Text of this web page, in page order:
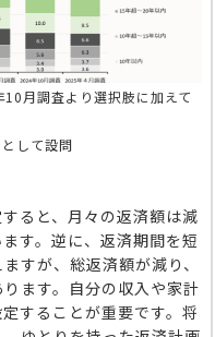
月調査より選択肢に加えて
して設問
ると、月々の返済額は減
す。逆に、返済期間を短
すが、総返済額が減り、
ます。自分の収入や家計
することが重要です。将